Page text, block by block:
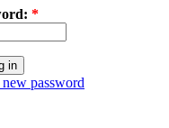
*
new password